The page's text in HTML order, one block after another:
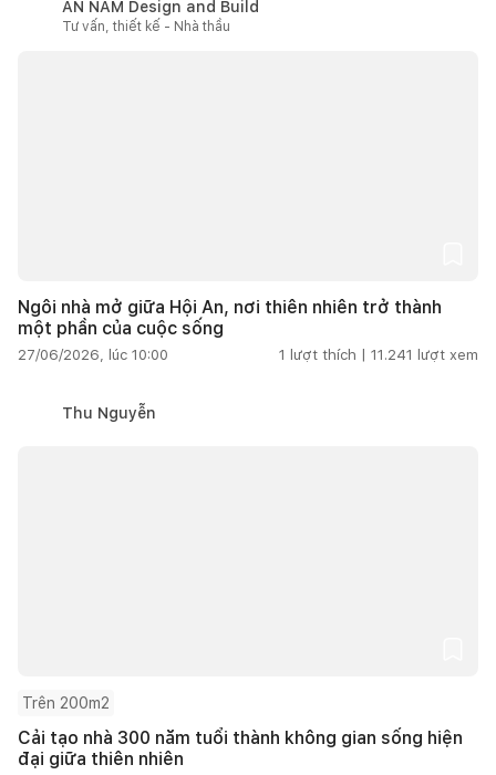
AN NAM Design and Build
Tư vấn, thiết kế - Nhà thầu
Ngôi nhà mở giữa Hội An, nơi thiên nhiên trở thành
một phần của cuộc sống
27/06/2026, lúc 10:00 1 lượt thích | 11.241 lượt xem
Thu Nguyễn
Trên 200m2
Cải tạo nhà 300 năm tuổi thành không gian sống hiện
đại giữa thiên nhiên